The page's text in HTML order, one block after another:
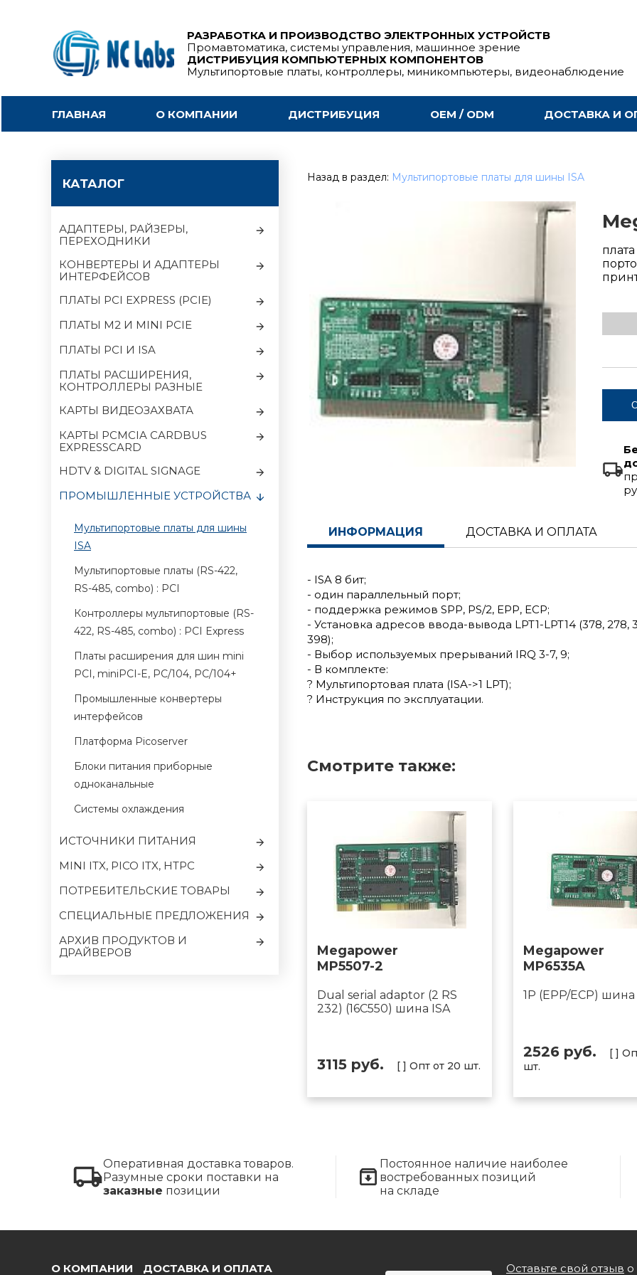
РАЗРАБОТКА И ПРОИЗВОДСТВО ЭЛЕКТРОННЫХ УСТРОЙСТВ
Промавтоматика, системы управления, машинное зрение
ДИСТРИБУЦИЯ КОМПЬЮТЕРНЫХ КОМПОНЕНТОВ
Мультипортовые платы, контроллеры, миникомпьютеры, видеонаблюдение
ГЛАВНАЯ О КОМПАНИИ ДИСТРИБУЦИЯ OEM / ODM ДОСТАВКА И
КАТАЛОГ
АДАПТЕРЫ, РАЙЗЕРЫ,
ПЕРЕХОДНИКИ
КОНВЕРТЕРЫ И АДАПТЕРЫ
ИНТЕРФЕЙСОВ
ПЛАТЫ PCI EXPRESS (PCIE)
ПЛАТЫ M2 И MINI PCIE
ПЛАТЫ PCI И ISA
ПЛАТЫ РАСШИРЕНИЯ,
КОНТРОЛЛЕРЫ РАЗНЫЕ
КАРТЫ ВИДЕОЗАХВАТА
КАРТЫ PCMCIA CARDBUS
EXPRESSCARD
HDTV & DIGITAL SIGNAGE
ПРОМЫШЛЕННЫЕ УСТРОЙСТВА
Мультипортовые платы для шины
ISA
Мультипортовые платы (RS-422,
RS-485, combo) : PCI
Контроллеры мультипортовые (RS-
422, RS-485, combo) : PCI Express
Платы расширения для шин mini
PCI, miniPCI-E, PC/104, PC/104+
Промышленные конвертеры
интерфейсов
Платформа Picoserver
Блоки питания приборные
одноканальные
Системы охлаждения
ИСТОЧНИКИ ПИТАНИЯ
MINI ITX, PICO ITX, HTPC
ПОТРЕБИТЕЛЬСКИЕ ТОВАРЫ
CПЕЦИАЛЬНЫЕ ПРЕДЛОЖЕНИЯ
АРХИВ ПРОДУКТОВ И
ДРАЙВЕРОВ
Назад в раздел: Мультипортовые платы для шины ISA
ИНФОРМАЦИЯ ДОСТАВКА И ОПЛАТА
- ISA 8 бит;
- один параллельный порт;
- поддержка режимов SPP, PS/2, EPP, ECP;
- Установка адресов ввода-вывода LPT1-LPT14 (378, 278,
398);
- Выбор используемых прерываний IRQ 3-7, 9;
- В комплекте:
? Мультипортовая плата (ISA->1 LPT);
? Инструкция по эксплуатации.
Смотрите также:
Megapower
MP5507-2
Dual serial adaptor (2 RS
232) (16C550) шина ISA
3115 руб. [ ] Опт от 20 шт.
Megapower
MP6535A
1P (EPP/ECP) шина
2526 руб.
[ ]
шт.
Оперативная доставка товаров.
Разумные сроки поставки на
заказные позиции
Постоянное наличие наиболее
востребованных позиций
на складе
О КОМПАНИИ
ДОСТАВКА И ОПЛАТА
Оставьте свой отзыв о